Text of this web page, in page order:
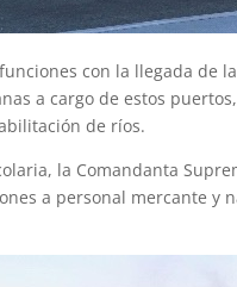
con la llegada de
a cargo de estos
de ríos.
la Comandanta
a personal mercante y